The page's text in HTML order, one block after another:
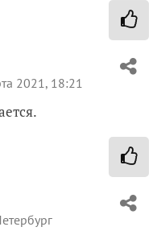
2021, 18:21